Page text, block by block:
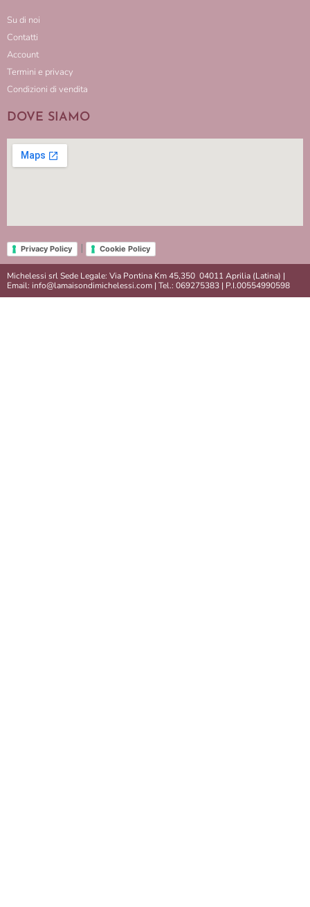
Su di noi
Contatti
Account
Termini e privacy
Condizioni di vendita
DOVE SIAMO
Privacy Policy Cookie Policy
Michelessi srl Sede Legale: Via Pontina Km 45,350 04011 Aprilia (Latina) |
Email: info@lamaisondimichelessi.com | Tel.: 069275383 | P.I.00554990598